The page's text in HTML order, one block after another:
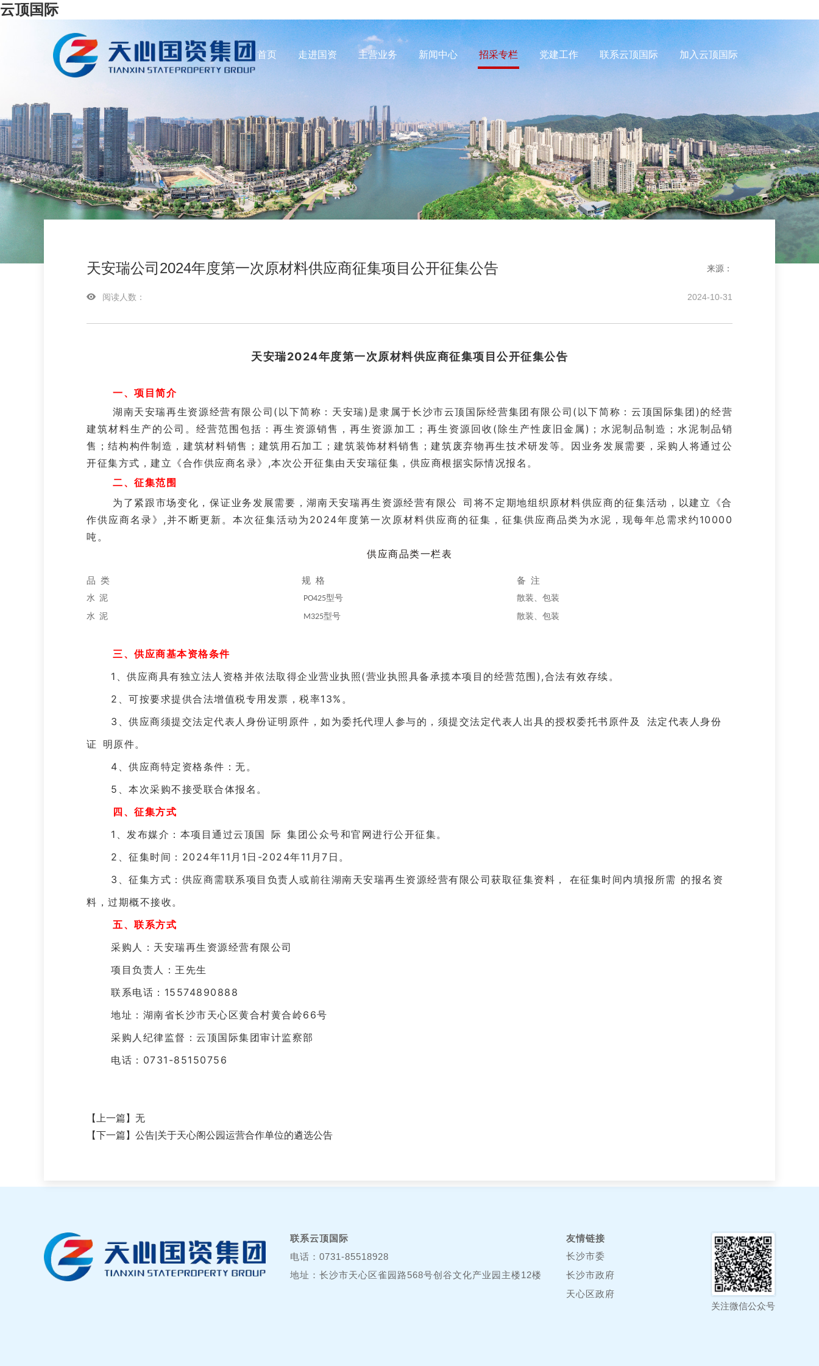
云顶国际
首页 走进国资 主营业务 新闻中心 招采专栏 党建工作 联系云顶国际 加入云顶国际
天安瑞公司2024年度第一次原材料供应商征集项目公开征集公告 来源：
阅读人数： 2024-10-31
天安瑞2024年度第一次原材料供应商征集项目公开征集公告
一、 项目简介
湖南天安瑞再生资源经营有限公司 (以下简称：天安瑞)是隶属于长沙市云顶国际经营集团有限公司 (以下简称：云顶国际集团)的经营
建筑材料生产的公司。经营范围包括：再生资源销售，再生资源加工 ； 再生资源回收 (除生产性废旧金属) ； 水泥制品制造 ； 水泥制品销
售 ；结构构件制造，建筑材料销售 ； 建筑用石加工 ；建筑装饰材料销售 ；建筑废弃物再生技术研发等。因业务发展需要，采购人将通过公
开征集方式，建立《合作供应商名录》 ,本次公开征集由 天安瑞征集，供应商根据实际情况报名。
二、征集范围
为了紧跟市场变化，保证业务发展需要，湖南天安瑞再生资源经营有限公司将不定期地组织原材料供应商的征集活动，以建立《合
作供应商名录》,并不断更新。 本次征集活动为 2024年度第一次原材料供应商的征集，征集供应商品类为水泥 ，现每年总需求约 10000
吨。
供应商品类一栏表
品 类 规 格 备 注
水 泥 PO425型号
散装、包装
水 泥 M325型号 散装、包装
三、供应商基本资格条件
1、供应商具有独立法人资格并依法取得企业营业执照(营业执照具备承揽本项目的经营范围 ),合法有效存续。
2、可按要求提供合法增值税专用发票，税率13%。
3、供应商须提交法定代表人身份证明原件，如为委托代理人参与的，须提交法定代表人出具的授权委托书原件及法定代表人身份
证明原件。
4、供应商特定资格条件：无。
5、本次采购不接受联合体报名。
四、征集方式
1、发布媒介：本项目通过云顶国际集团公众号和官网进行公开征集。
2、征集时间：2024年11月1日-2024年11月7日。
3、征集方式：供应商需联系项目负责人或前往湖南天安瑞再生资源经营有限公司获取征集资料，在征集时间内填报所需的报名资
料，过期概不接收。
五、联系方式
采购人：天安瑞再生资源经营有限公司
项目负责人：王先生
联系电话：15574890888
地址：湖南省长沙市天心区黄合村黄合岭66号
采购人纪律监督：云顶国际集团审计监察部
电话：0731-85150756
【上一篇】无
【下一篇】 公告|关于天心阁公园运营合作单位的遴选公告
联系云顶国际
电话：0731-85518928
地址：长沙市天心区雀园路568号创谷文化产业园主楼12楼
友情链接
长沙市委
长沙市政府
天心区政府
关注微信公众号